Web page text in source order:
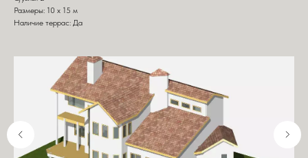
Размеры: 10 х 15 м
Наличие террас: Да